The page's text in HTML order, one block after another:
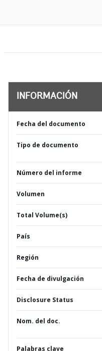
INFORMACIÓN
Fecha del documento
Tipo de documento
Número del informe
Volumen
Total Volume(s)
País
Región
Fecha de divulgación
Disclosure Status
Nom. del doc.
Palabras clave